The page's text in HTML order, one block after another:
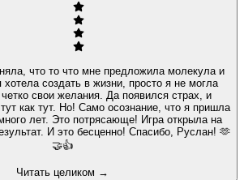
что то что мне предложила молекула и
создать в жизни, просто я не могла
свои желания. Да появился страх, и
как тут. Но! Само осознание, что я пришла
Это потрясающе! Игра открыла на
И это бесценно! Спасибо, Руслан! 🫶
🤝👍
Читать целиком →